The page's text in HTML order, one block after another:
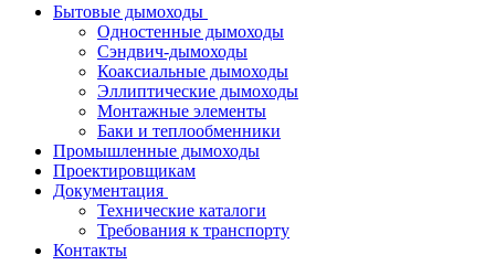
Бытовые дымоходы
Одностенные дымоходы
Сэндвич-дымоходы
Коаксиальные дымоходы
Эллиптические дымоходы
Монтажные элементы
Баки и теплообменники
Промышленные дымоходы
Проектировщикам
Документация
Технические каталоги
Требования к транспорту
Контакты